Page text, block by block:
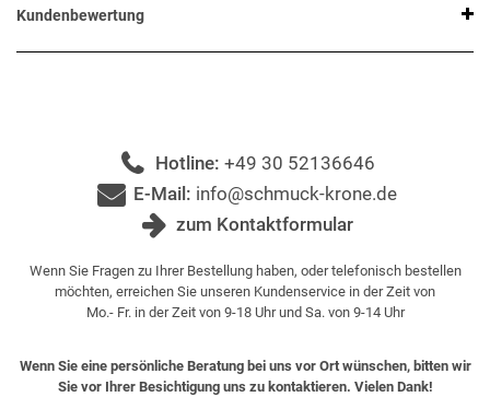
Kundenbewertung
Hotline: +49 30 52136646
E-Mail: info@schmuck-krone.de
zum Kontaktformular
Wenn Sie Fragen zu Ihrer Bestellung haben, oder telefonisch bestellen
möchten, erreichen Sie unseren Kundenservice in der Zeit von
Mo.- Fr. in der Zeit von 9-18 Uhr und Sa. von 9-14 Uhr
Wenn Sie eine persönliche Beratung bei uns vor Ort wünschen, bitten wir
Sie vor Ihrer Besichtigung uns zu kontaktieren. Vielen Dank!